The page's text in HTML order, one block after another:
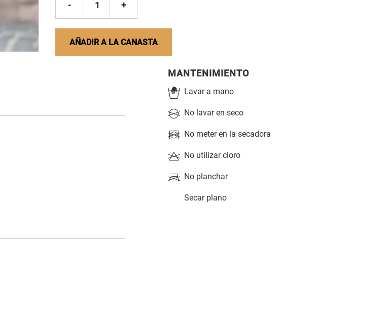
- 1 +
AÑADIR A LA CANASTA
MANTENIMIENTO
Lavar a mano
No lavar en seco
No meter en la secadora
No utilizar cloro
No planchar
Secar plano